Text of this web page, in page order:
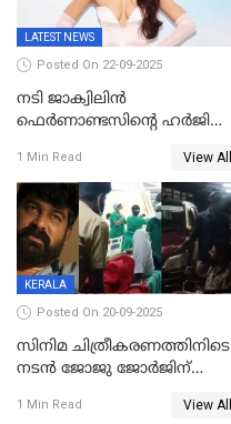
LATEST NEWS
Posted On 22-09-2025
നടി ജാക്വിലിന്‍
ഫെര്‍ണാണ്ടസിന്റെ ഹര്‍ജി
1 Min Read View All
KERALA
Posted On 20-09-2025
സിനിമ ചിത്രീകരണത്തിനിടെ
നടൻ ജോജു ജോർജിന്
പറമ്പോലും ഈ സമയം
1 Min Read View All